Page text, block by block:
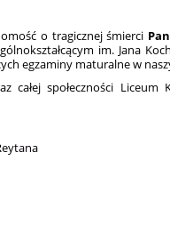
o tragicznej śmierci
im. Jana
egzaminy maturalne w
całej społeczności Liceum